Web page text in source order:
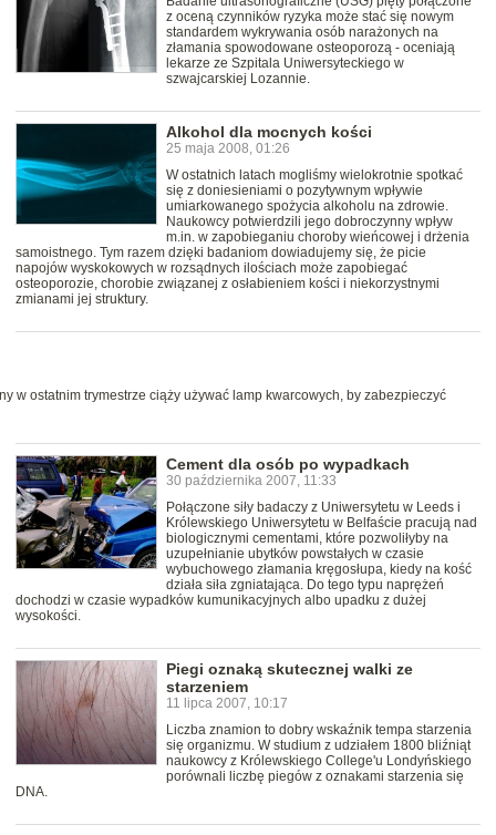
z oceną czynników ryzyka może stać się nowym
standardem wykrywania osób narażonych na
złamania spowodowane osteoporozą - oceniają
lekarze ze Szpitala Uniwersyteckiego w
szwajcarskiej Lozannie.
Alkohol dla mocnych kości
25 maja 2008, 01:26
W ostatnich latach mogliśmy wielokrotnie spotkać
się z doniesieniami o pozytywnym wpływie
umiarkowanego spożycia alkoholu na zdrowie.
Naukowcy potwierdzili jego dobroczynny wpływ
m.in. w zapobieganiu choroby wieńcowej i drżenia
samoistnego. Tym razem dzięki badaniom dowiadujemy się, że picie
napojów wyskokowych w rozsądnych ilościach może zapobiegać
osteoporozie, chorobie związanej z osłabieniem kości i niekorzystnymi
zmianami jej struktury.
w ostatnim trymestrze ciąży używać lamp kwarcowych, by zabezpieczyć
Cement dla osób po wypadkach
30 października 2007, 11:33
Połączone siły badaczy z Uniwersytetu w Leeds i
Królewskiego Uniwersytetu w Belfaście pracują nad
biologicznymi cementami, które pozwoliłyby na
uzupełnianie ubytków powstałych w czasie
wybuchowego złamania kręgosłupa, kiedy na kość
działa siła zgniatająca. Do tego typu naprężeń
dochodzi w czasie wypadków kumunikacyjnych albo upadku z dużej
wysokości.
Piegi oznaką skutecznej walki ze
starzeniem
11 lipca 2007, 10:17
Liczba znamion to dobry wskaźnik tempa starzenia
się organizmu. W studium z udziałem 1800 bliźniąt
naukowcy z Królewskiego College'u Londyńskiego
porównali liczbę piegów z oznakami starzenia się
DNA.